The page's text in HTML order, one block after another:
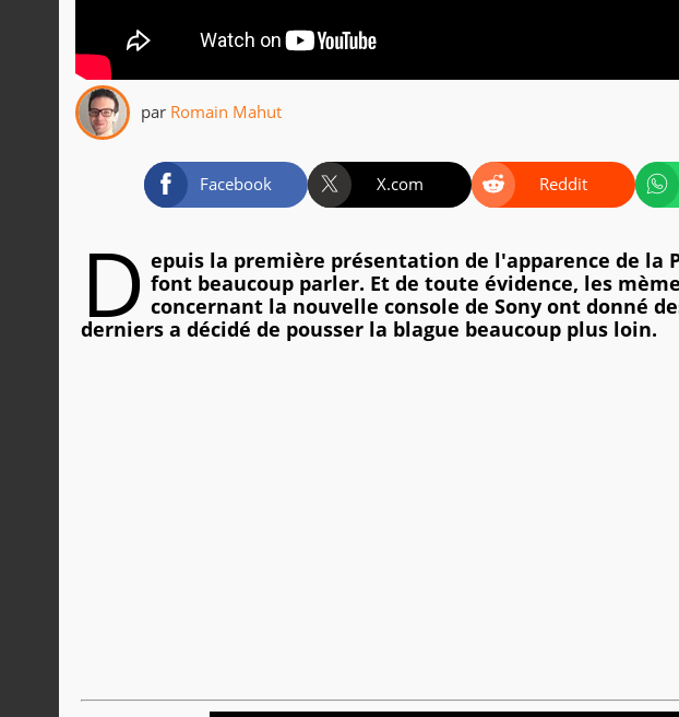
par Romain Mahut
Facebook X.com Reddit
D epuis la première présentation de l'apparence de la
font beaucoup parler. Et de toute évidence, les
concernant la nouvelle console de Sony ont donné
derniers a décidé de pousser la blague beaucoup plus loin.